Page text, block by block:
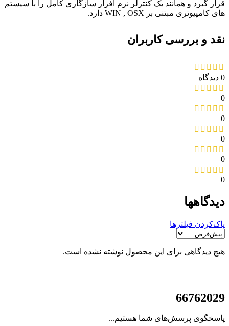
قرار گیرد و همانند یک کنترلر نرم افزار سازگاری کامل را با سیستم
های کامپیوتری مبتنی بر WIN , OSX دارد.
نقد و بررسی کاربران
0 دیدگاه
0
0
0
0
0
دیدگاهها
پاک‌کردن فیلترها
هیچ دیدگاهی برای این محصول نوشته نشده است.
66762029
پاسخگوی پرسش‌های شما هستیم...